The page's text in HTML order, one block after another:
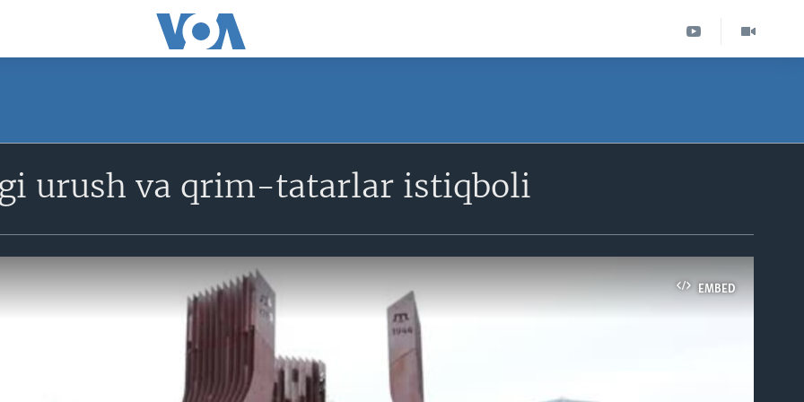
urush va qrim-tatarlar istiqboli
EMBED